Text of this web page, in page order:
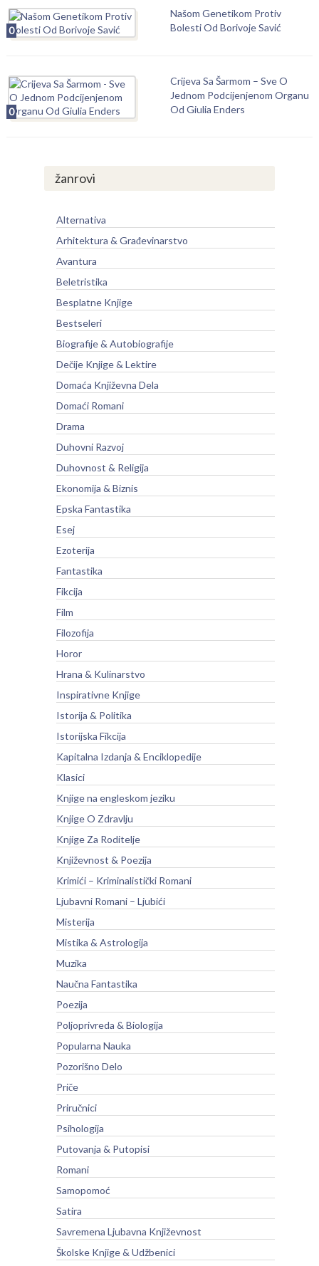
0
Našom Genetikom Protiv
Bolesti Od Borivoje Savić
0
Crijeva Sa Šarmom – Sve O
Jednom Podcijenjenom Organu
Od Giulia Enders
žanrovi
Alternativa
Arhitektura & Građevinarstvo
Avantura
Beletristika
Besplatne Knjige
Bestseleri
Biografije & Autobiografije
Dečije Knjige & Lektire
Domaća Književna Dela
Domaći Romani
Drama
Duhovni Razvoj
Duhovnost & Religija
Ekonomija & Biznis
Epska Fantastika
Esej
Ezoterija
Fantastika
Fikcija
Film
Filozofija
Horor
Hrana & Kulinarstvo
Inspirativne Knjige
Istorija & Politika
Istorijska Fikcija
Kapitalna Izdanja & Enciklopedije
Klasici
Knjige na engleskom jeziku
Knjige O Zdravlju
Knjige Za Roditelje
Književnost & Poezija
Krimići – Kriminalistički Romani
Ljubavni Romani – Ljubići
Misterija
Mistika & Astrologija
Muzika
Naučna Fantastika
Poezija
Poljoprivreda & Biologija
Popularna Nauka
Pozorišno Delo
Priče
Priručnici
Psihologija
Putovanja & Putopisi
Romani
Samopomoć
Satira
Savremena Ljubavna Književnost
Školske Knjige & Udžbenici